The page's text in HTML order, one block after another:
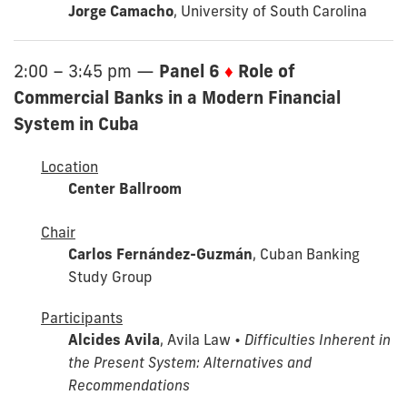
Jorge Camacho, University of South Carolina
2:00 – 3:45 pm — Panel 6 ♦ Role of
Commercial Banks in a Modern Financial
System in Cuba
Location
Center Ballroom
Chair
Carlos Fernández-Guzmán, Cuban Banking
Study Group
Participants
Alcides Avila, Avila Law • Difficulties Inherent in
the Present System: Alternatives and
Recommendations